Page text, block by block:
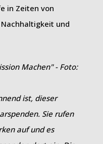
in Zeiten von
und
ist, dieser
Sie rufen
auf und es